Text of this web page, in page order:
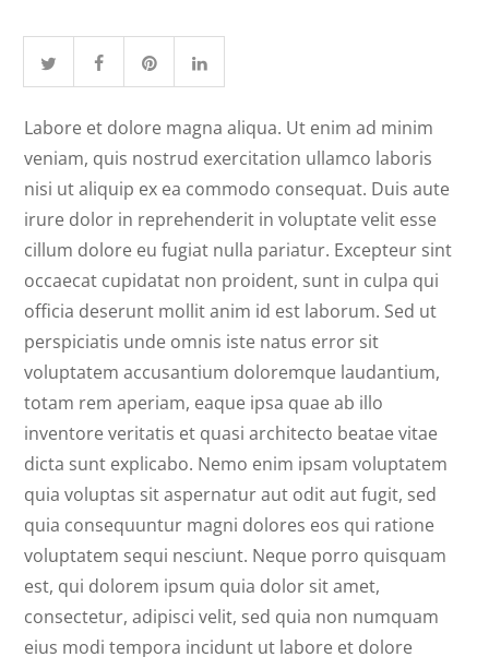
Labore et dolore magna aliqua. Ut enim ad minim
veniam, quis nostrud exercitation ullamco laboris
nisi ut aliquip ex ea commodo consequat. Duis aute
irure dolor in reprehenderit in voluptate velit esse
cillum dolore eu fugiat nulla pariatur. Excepteur sint
occaecat cupidatat non proident, sunt in culpa qui
officia deserunt mollit anim id est laborum. Sed ut
perspiciatis unde omnis iste natus error sit
voluptatem accusantium doloremque laudantium,
totam rem aperiam, eaque ipsa quae ab illo
inventore veritatis et quasi architecto beatae vitae
dicta sunt explicabo. Nemo enim ipsam voluptatem
quia voluptas sit aspernatur aut odit aut fugit, sed
quia consequuntur magni dolores eos qui ratione
voluptatem sequi nesciunt. Neque porro quisquam
est, qui dolorem ipsum quia dolor sit amet,
consectetur, adipisci velit, sed quia non numquam
eius modi tempora incidunt ut labore et dolore